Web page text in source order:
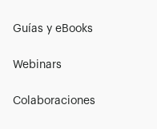
Guías y eBooks
Webinars
Colaboraciones